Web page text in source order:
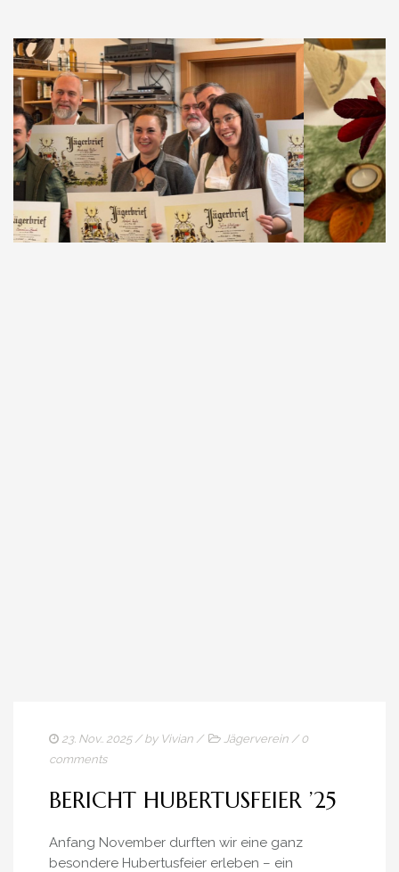
23. Nov.. 2025/ by Vivian / Jägerverein / 0
comments
BERICHT HUBERTUSFEIER ’25
Anfang November durften wir eine ganz
besondere Hubertusfeier erleben – ein